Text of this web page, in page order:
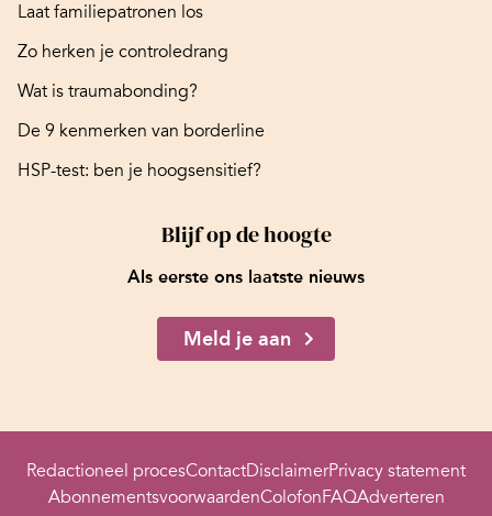
Laat familiepatronen los
Zo herken je controledrang
Wat is traumabonding?
De 9 kenmerken van borderline
HSP-test: ben je hoogsensitief?
Blijf op de hoogte
Als eerste ons laatste nieuws
Meld je aan
Redactioneel procesContactDisclaimerPrivacy statement
AbonnementsvoorwaardenColofonFAQAdverteren